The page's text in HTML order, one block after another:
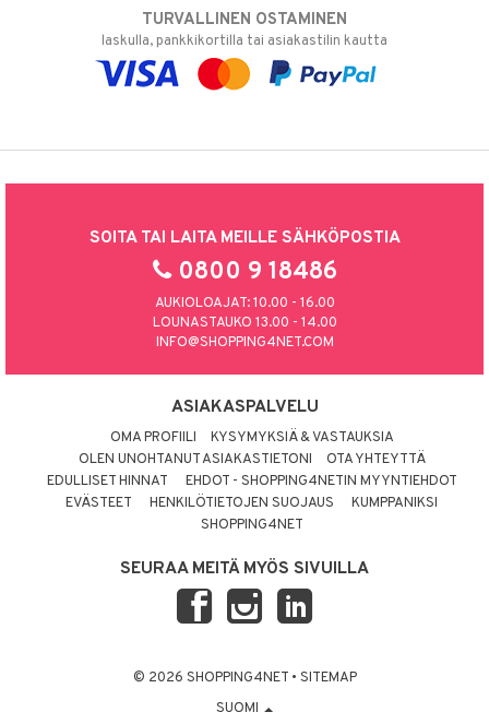
TURVALLINEN OSTAMINEN
laskulla, pankkikortilla tai asiakastilin kautta
SOITA TAI LAITA MEILLE SÄHKÖPOSTIA
0800 9 18486
AUKIOLOAJAT: 10.00 - 16.00
LOUNASTAUKO 13.00 - 14.00
INFO@SHOPPING4NET.COM
ASIAKASPALVELU
OMA PROFIILI
KYSYMYKSIÄ & VASTAUKSIA
OLEN UNOHTANUT ASIAKASTIETONI
OTA YHTEYTTÄ
EDULLISET HINNAT
EHDOT - SHOPPING4NETIN MYYNTIEHDOT
EVÄSTEET
HENKILÖTIETOJEN SUOJAUS
KUMPPANIKSI
SHOPPING4NET
SEURAA MEITÄ MYÖS SIVUILLA
© 2026 SHOPPING4NET • SITEMAP
SUOMI